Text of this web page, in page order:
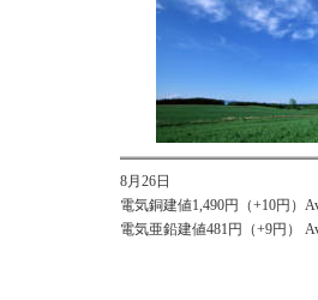
8月26日
電気銅建値1,490円（+10円）
電気亜鉛建値481円（+9円）